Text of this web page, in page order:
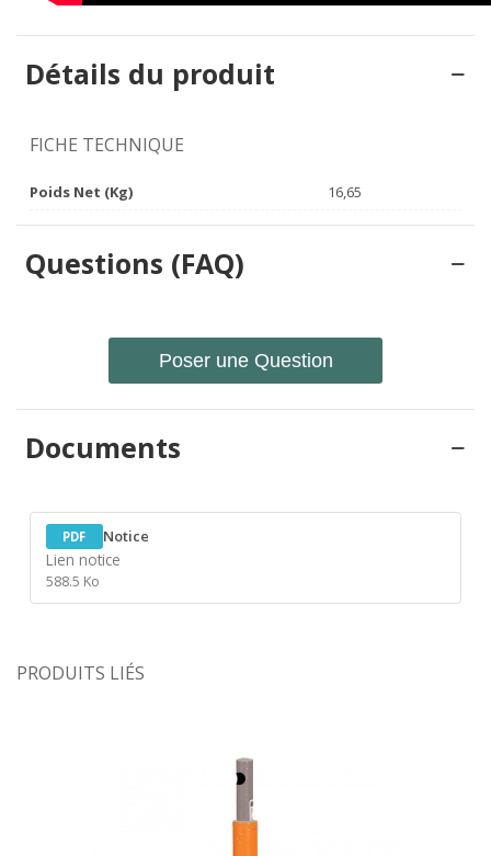
Détails du produit
FICHE TECHNIQUE
Poids Net (Kg) 16,65
Questions (FAQ)
Poser une Question
Documents
PDF Notice
Lien notice
588.5 Ko
PRODUITS LIÉS